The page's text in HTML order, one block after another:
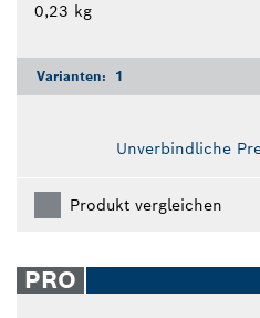
0,23 kg
Varianten: 1
Unverbindliche
Produkt vergleichen
PRO